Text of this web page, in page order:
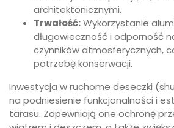
architektonicznymi.
Trwałość:Wykorzystanie
długowieczność i odporność
czynników atmosferycznych,
potrzebę konserwacji.
Inwestycja w ruchome deseczki
na podniesienie funkcjonalności i
tarasu. Zapewniają one ochronę